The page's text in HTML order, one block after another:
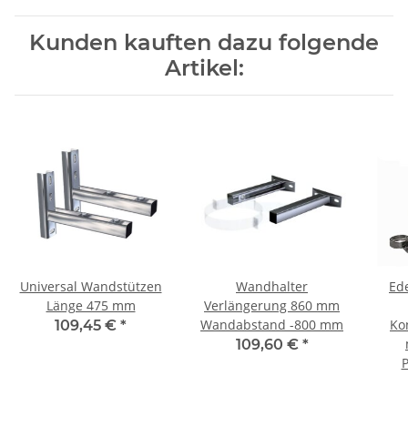
Kunden kauften dazu folgende
Artikel:
Universal Wandstützen
Länge 475 mm
109,45 € *
Wandhalter
Verlängerung 860 mm
Wandabstand -800 mm
109,60 € *